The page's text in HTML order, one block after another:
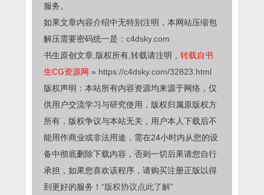
服务。
如果文章内容介绍中无特别注明，本网站压缩包
解压需要密码统一是： c4dsky.com
书生原创文章,版权所有,转载请注明， 转载自书
生CG资源网 » https://c4dsky.com/32823.html
版权声明：本站所有内容资源均来源于网络，仅
供用户交流学习与研究使用，版权归属原版权方
所有，版权争议与本站无关，用户本人下载后不
能用作商业或非法用途，需在24小时内从您的设
备中彻底删除下载内容，否则一切后果请您自行
承担，如果您喜欢该程序，请购买注册正版以得
到更好的服务！ “版权协议点此了解”